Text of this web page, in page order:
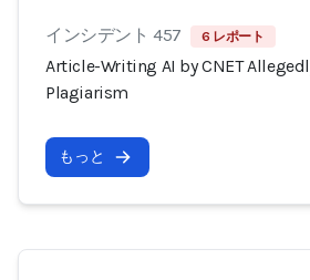
インシデント 457 6 レポート
Article-Writing AI by CNET
Plagiarism
もっと